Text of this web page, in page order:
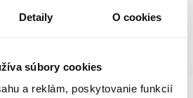
Detaily O cookies
súbory cookies
a reklám, poskytovanie funkcií
PRODUKTY